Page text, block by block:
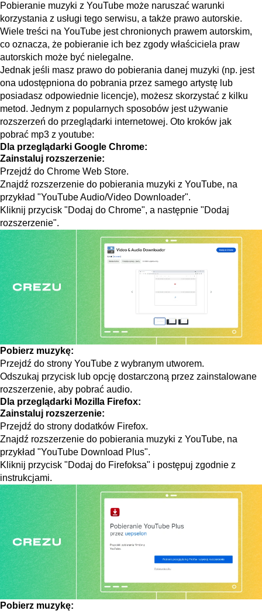
Pobieranie muzyki z YouTube może naruszać warunki
korzystania z usługi tego serwisu, a także prawo autorskie.
Wiele treści na YouTube jest chronionych prawem autorskim,
co oznacza, że pobieranie ich bez zgody właściciela praw
autorskich może być nielegalne.
Jednak jeśli masz prawo do pobierania danej muzyki (np. jest
ona udostępniona do pobrania przez samego artystę lub
posiadasz odpowiednie licencje), możesz skorzystać z kilku
metod. Jednym z popularnych sposobów jest używanie
rozszerzeń do przeglądarki internetowej. Oto kroków jak
pobrać mp3 z youtube:
Dla przeglądarki Google Chrome:
Zainstaluj rozszerzenie:
Przejdź do Chrome Web Store.
Znajdź rozszerzenie do pobierania muzyki z YouTube, na
przykład "YouTube Audio/Video Downloader".
Kliknij przycisk "Dodaj do Chrome", a następnie "Dodaj
rozszerzenie".
Pobierz muzykę:
Przejdź do strony YouTube z wybranym utworem.
Odszukaj przycisk lub opcję dostarczoną przez zainstalowane
rozszerzenie, aby pobrać audio.
Dla przeglądarki Mozilla Firefox:
Zainstaluj rozszerzenie:
Przejdź do strony dodatków Firefox.
Znajdź rozszerzenie do pobierania muzyki z YouTube, na
przykład "YouTube Download Plus".
Kliknij przycisk "Dodaj do Firefoksa" i postępuj zgodnie z
instrukcjami.
Pobierz muzykę: